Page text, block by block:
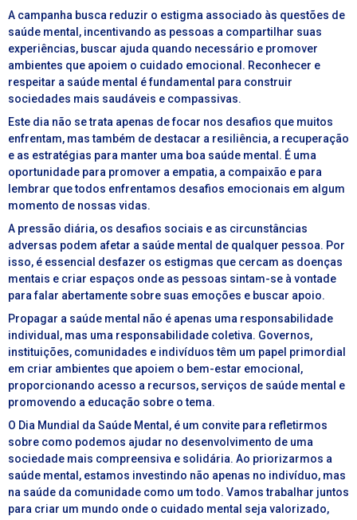
A campanha busca reduzir o estigma associado às questões de
saúde mental, incentivando as pessoas a compartilhar suas
experiências, buscar ajuda quando necessário e promover
ambientes que apoiem o cuidado emocional. Reconhecer e
respeitar a saúde mental é fundamental para construir
sociedades mais saudáveis e compassivas.
Este dia não se trata apenas de focar nos desafios que muitos
enfrentam, mas também de destacar a resiliência, a recuperação
e as estratégias para manter uma boa saúde mental. É uma
oportunidade para promover a empatia, a compaixão e para
lembrar que todos enfrentamos desafios emocionais em algum
momento de nossas vidas.
A pressão diária, os desafios sociais e as circunstâncias
adversas podem afetar a saúde mental de qualquer pessoa. Por
isso, é essencial desfazer os estigmas que cercam as doenças
mentais e criar espaços onde as pessoas sintam-se à vontade
para falar abertamente sobre suas emoções e buscar apoio.
Propagar a saúde mental não é apenas uma responsabilidade
individual, mas uma responsabilidade coletiva. Governos,
instituições, comunidades e indivíduos têm um papel primordial
em criar ambientes que apoiem o bem-estar emocional,
proporcionando acesso a recursos, serviços de saúde mental e
promovendo a educação sobre o tema.
O Dia Mundial da Saúde Mental, é um convite para refletirmos
sobre como podemos ajudar no desenvolvimento de uma
sociedade mais compreensiva e solidária. Ao priorizarmos a
saúde mental, estamos investindo não apenas no indivíduo, mas
na saúde da comunidade como um todo. Vamos trabalhar juntos
para criar um mundo onde o cuidado mental seja valorizado,